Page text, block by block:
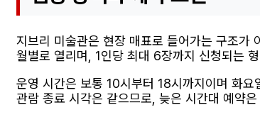
지브리 미술관은 현장 매표로 들어가는 구조가
월별로 열리며, 1인당 최대 6장까지 신청되는
운영 시간은 보통 10시부터 18시까지이며 화
관람 종료 시각은 같으므로, 늦은 시간대 예약